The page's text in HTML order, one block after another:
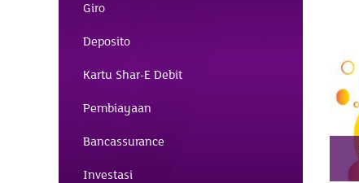
Giro
Deposito
Kartu Shar-E Debit
Pembiayaan
Bancassurance
Investasi